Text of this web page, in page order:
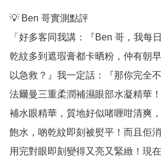
💡 Ben 哥實測點評
「好多客同我講：『Ben 哥，我每
乾紋多到遮瑕膏都卡晒粉，仲有朝
以急救？』我一定話：『那你完全
法爾曼三重柔潤補濕眼部水凝精華
補水眼精華，質地好似啫喱咁清爽
飽水，啲乾紋即刻被熨平！而且佢
用完對眼即刻變得又亮又緊緻！現